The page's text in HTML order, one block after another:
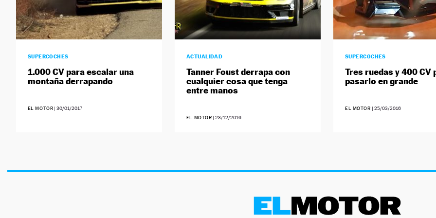
SUPERCOCHES
1.000 CV para escalar una
montaña derrapando
EL MOTOR |30/01/2017
ACTUALIDAD
Tanner Foust derrapa con
cualquier cosa que tenga
entre manos
EL MOTOR |23/12/2016
SUPERCOCHES
Tres ruedas y 400 CV
pasarlo en grande
EL MOTOR | 25/03/2016